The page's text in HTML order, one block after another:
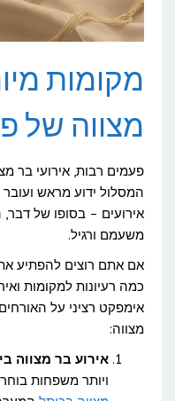
מקומות
מצווה של
פעמים רבות, אירועי בר
המסלול ידוע מראש
אירועים – בסופו של דבר,
משעמם ורגיל.
אם אתם רוצים להפתיע
כמה רעיונות למקומות
אימפקט רציני על
מצווה:
אירוע בר מצווה
ויותר משפחות